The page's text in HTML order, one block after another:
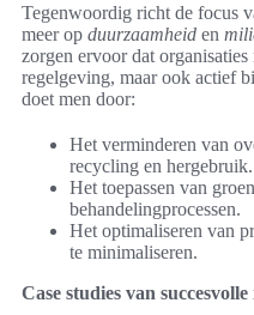
Tegenwoordig richt de focus
meer op duurzaamheid en
zorgen ervoor dat
regelgeving, maar ook actief
doet men door:
Het verminderen van
recycling en hergebruik.
Het toepassen van
behandelingprocessen.
Het optimaliseren van
te minimaliseren.
Case studies van